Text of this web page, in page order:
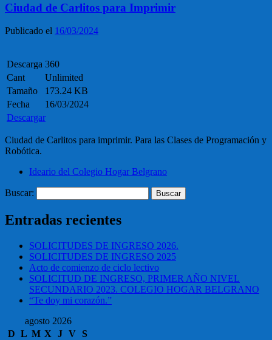
Ciudad de Carlitos para Imprimir
Publicado el 16/03/2024
Descarga 360
Cant
Unlimited
Tamaño
173.24 KB
Fecha
16/03/2024
Descargar
Ciudad de Carlitos para imprimir. Para las Clases de Programación y
Robótica.
Ideario del Colegio Hogar Belgrano
Buscar:
Entradas recientes
SOLICITUDES DE INGRESO 2026.
SOLICITUDES DE INGRESO 2025
Acto de comienzo de ciclo lectivo
SOLICITUD DE INGRESO, PRIMER AÑO NIVEL
SECUNDARIO 2023. COLEGIO HOGAR BELGRANO
“Te doy mi corazón.”
agosto 2026
D L M X J V S